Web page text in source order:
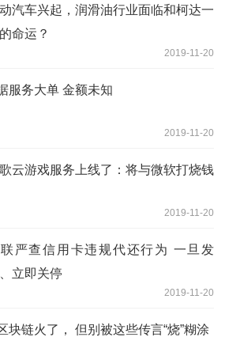
汽车兴起，润滑油行业面临和柯达一
命运？
2019-11-20
服务大单 金额未知
2019-11-20
云游戏服务上线了：将与微软打烧钱
2019-11-20
严查信用卡违规代还行为 一旦发
立即关停
2019-11-20
块链火了， 但别被这些传言“烧”糊涂